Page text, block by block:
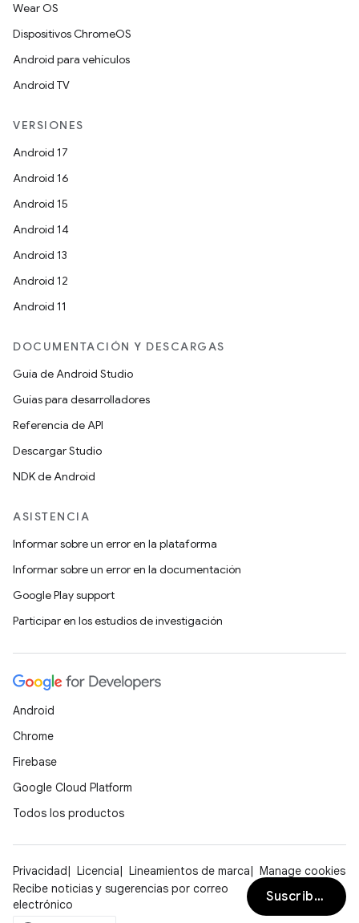
Wear OS
Dispositivos ChromeOS
Android para vehículos
Android TV
VERSIONES
Android 17
Android 16
Android 15
Android 14
Android 13
Android 12
Android 11
DOCUMENTACIÓN Y DESCARGAS
Guía de Android Studio
Guías para desarrolladores
Referencia de API
Descargar Studio
NDK de Android
ASISTENCIA
Informar sobre un error en la plataforma
Informar sobre un error en la documentación
Google Play support
Participar en los estudios de investigación
Android
Chrome
Firebase
Google Cloud Platform
Todos los productos
Privacidad Licencia Lineamientos de marca
Manage cookies
Recibe noticias y sugerencias por correo
electrónico
Suscribirse